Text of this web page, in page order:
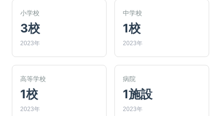
小学校
3校
2023年
中学校
1校
2023年
高等学校
1校
2023年
病院
1施設
2023年